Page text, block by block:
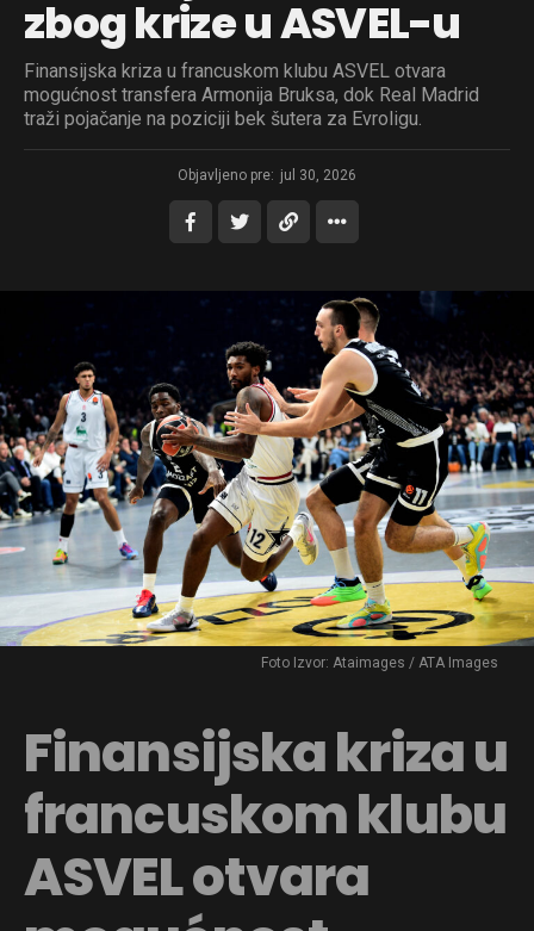
zbog krize u ASVEL-u
Finansijska kriza u francuskom klubu ASVEL otvara
mogućnost transfera Armonija Bruksa, dok Real Madrid
traži pojačanje na poziciji bek šutera za Evroligu.
Objavljeno pre: jul 30, 2026
Foto Izvor: Ataimages / ATA Images
Finansijska kriza u
francuskom klubu
ASVEL otvara